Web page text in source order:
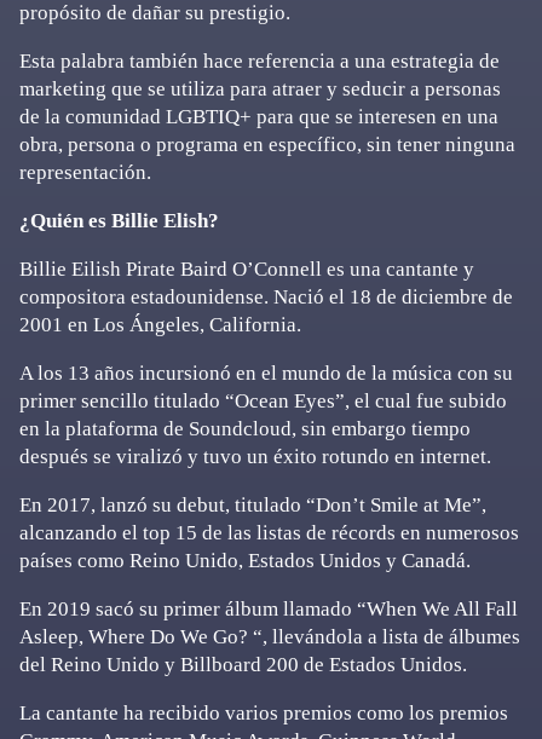
propósito de dañar su prestigio.
Esta palabra también hace referencia a una estrategia de
marketing que se utiliza para atraer y seducir a personas
de la comunidad LGBTIQ+ para que se interesen en una
obra, persona o programa en específico, sin tener ninguna
representación.
¿Quién es Billie Elish?
Billie Eilish Pirate Baird O’Connell es una cantante y
compositora estadounidense. Nació el 18 de diciembre de
2001 en Los Ángeles, California.
A los 13 años incursionó en el mundo de la música con su
primer sencillo titulado “Ocean Eyes”, el cual fue subido
en la plataforma de Soundcloud, sin embargo tiempo
después se viralizó y tuvo un éxito rotundo en internet.
En 2017, lanzó su debut, titulado “Don’t Smile at Me”,
alcanzando el top 15 de las listas de récords en numerosos
países como Reino Unido, Estados Unidos y Canadá.
En 2019 sacó su primer álbum llamado “When We All Fall
Asleep, Where Do We Go? “, llevándola a lista de álbumes
del Reino Unido y Billboard 200 de Estados Unidos.
La cantante ha recibido varios premios como los premios